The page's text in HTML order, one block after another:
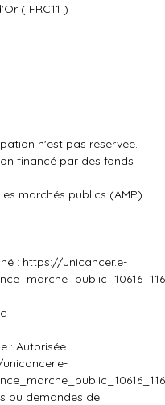
( FRC11 )
n'est pas réservée.
financé par des fonds
marchés publics (AMP)
: https://unicancer.e-
: Autorisée
ou demandes de